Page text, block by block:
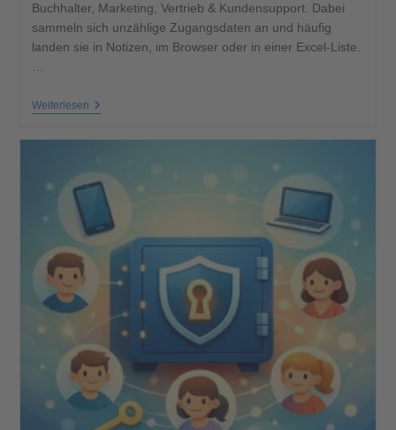
Buchhalter, Marketing, Vertrieb & Kundensupport. Dabei
sammeln sich unzählige Zugangsdaten an und häufig
landen sie in Notizen, im Browser oder in einer Excel-Liste.
Weiterlesen